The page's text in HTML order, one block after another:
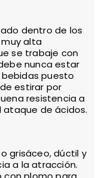
dentro de los
alta
se trabaje con
nunca estar
puesto
estirar por
resistencia a
ataque de ácidos.
grisáceo, dúctil y
a la atracción.